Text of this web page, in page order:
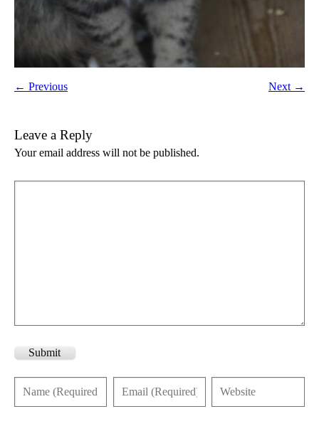
← Previous Next →
Leave a Reply
Your email address will not be published.
Submit